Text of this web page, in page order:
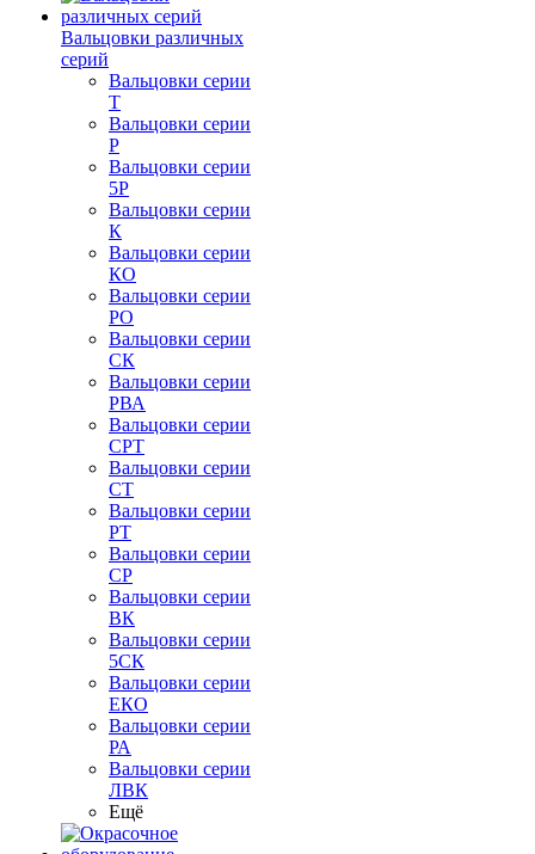
Вальцовки различных
серий
Вальцовки серии
Т
Вальцовки серии
Р
Вальцовки серии
5Р
Вальцовки серии
К
Вальцовки серии
КО
Вальцовки серии
РО
Вальцовки серии
СК
Вальцовки серии
РВА
Вальцовки серии
СРТ
Вальцовки серии
СТ
Вальцовки серии
РТ
Вальцовки серии
СР
Вальцовки серии
ВК
Вальцовки серии
5СК
Вальцовки серии
ЕКО
Вальцовки серии
РА
Вальцовки серии
ЛВК
Ещё